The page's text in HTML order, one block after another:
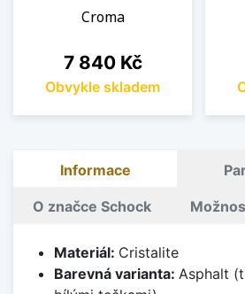
Croma
Cena
7 840 Kč
Obvykle skladem
Informace
O značce Schock
Materiál: Cristalite
Barevná varianta: Asphalt